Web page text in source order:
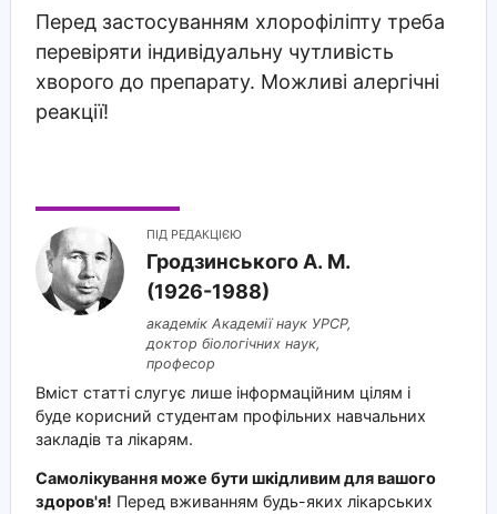
Перед застосуванням хлорофіліпту треба
перевіряти індивідуальну чутливість
хворого до препарату. Можливі алергічні
реакції!
Вміст статті слугує лише інформаційним цілям і
буде корисний студентам профільних навчальних
закладів та лікарям.
Самолікування може бути шкідливим для вашого
здоров'я! Перед вживанням будь-яких лікарських
ПІД РЕДАКЦІЄЮ
Гродзинського A. M.
(1926-1988)
академік Академії наук УРСР,
доктор біологічних наук,
професор